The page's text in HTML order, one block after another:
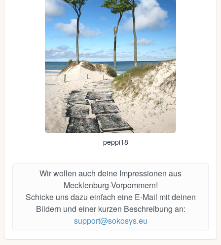
peppi18
Wir wollen auch deine Impressionen aus
Mecklenburg-Vorpommern!
Schicke uns dazu einfach eine E-Mail mit deinen
Bildern und einer kurzen Beschreibung an:
support@sokosys.eu